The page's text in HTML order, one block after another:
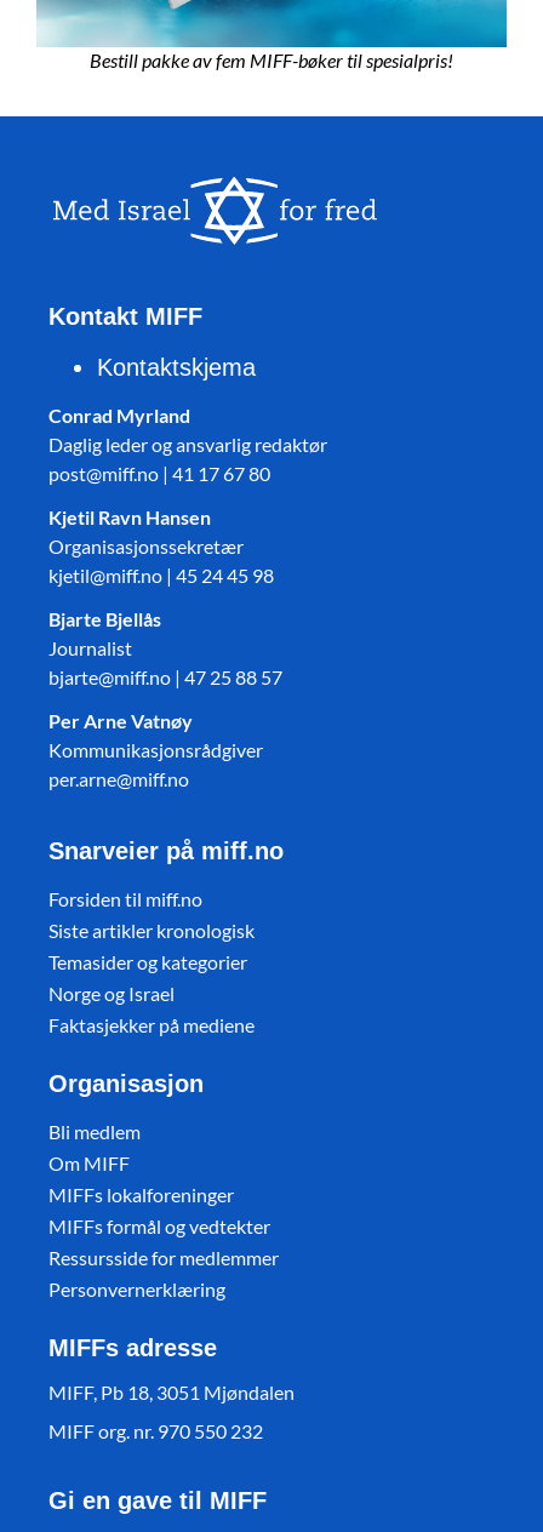
Bestill pakke av fem MIFF-bøker til spesialpris!
Kontakt MIFF
Kontaktskjema
Conrad Myrland
Daglig leder og ansvarlig redaktør
post@miff.no | 41 17 67 80
Kjetil Ravn Hansen
Organisasjonssekretær
kjetil@miff.no | 45 24 45 98
Bjarte Bjellås
Journalist
bjarte@miff.no | 47 25 88 57
Per Arne Vatnøy
Kommunikasjonsrådgiver
per.arne@miff.no
Snarveier på miff.no
Forsiden til miff.no
Siste artikler kronologisk
Temasider og kategorier
Norge og Israel
Faktasjekker på mediene
Organisasjon
Bli medlem
Om MIFF
MIFFs lokalforeninger
MIFFs formål og vedtekter
Ressursside for medlemmer
Personvernerklæring
MIFFs adresse
MIFF, Pb 18, 3051 Mjøndalen
MIFF org. nr. 970 550 232
Gi en gave til MIFF